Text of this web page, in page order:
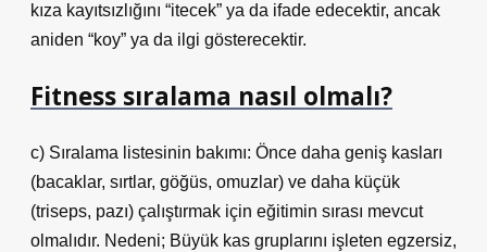
kıza kayıtsızlığını “itecek” ya da ifade edecektir, ancak
aniden “koy” ya da ilgi gösterecektir.
Fitness sıralama nasıl olmalı?
c) Sıralama listesinin bakımı: Önce daha geniş kasları
(bacaklar, sırtlar, göğüs, omuzlar) ve daha küçük
(triseps, pazı) çalıştırmak için eğitimin sırası mevcut
olmalıdır. Nedeni; Büyük kas gruplarını işleten egzersiz,